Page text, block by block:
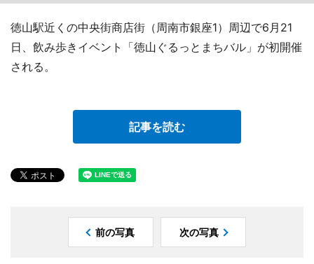
徳山駅近くの中央街商店街（周南市銀座1）周辺で6月21
日、飲み歩きイベント「徳山ぐるっとまちバル」が初開催
される。
記事を読む
前の写真 次の写真